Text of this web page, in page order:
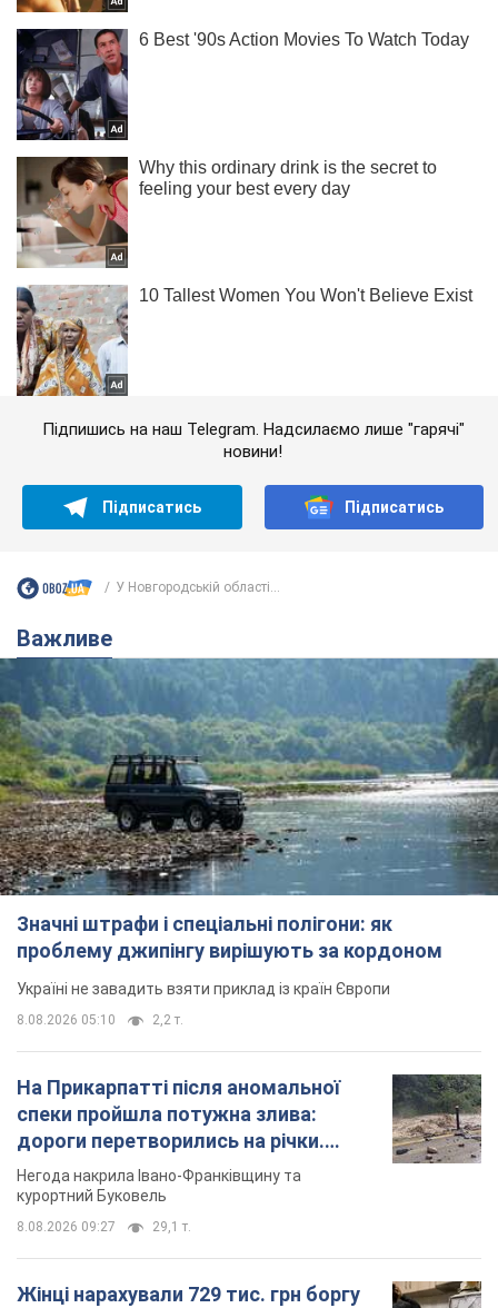
Підпишись на наш Telegram. Надсилаємо лише "гарячі"
новини!
Підписатись Підписатись
У Новгородській області...
Важливе
Значні штрафи і спеціальні полігони: як
проблему джипінгу вирішують за кордоном
Україні не завадить взяти приклад із країн Європи
8.08.2026 05:10 2,2 т.
На Прикарпатті після аномальної
спеки пройшла потужна злива:
дороги перетворились на річки.
Відео
Негода накрила Івано-Франківщину та
курортний Буковель
8.08.2026 09:27 29,1 т.
Жінці нарахували 729 тис. грн боргу